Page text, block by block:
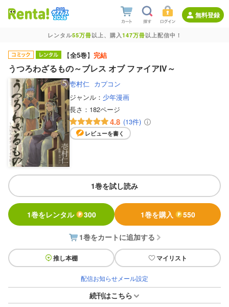
無料登録
レンタル55万冊以上、購入147万冊以上配信中！
【全5巻】 完結
うつろわざるもの～ブレス オブ ファイアIV～
壱村仁 カプコン
ジャンル： 少年漫画
長さ： 182ページ
4.8 (13件)
レビューを書く
1巻を試し読み
1巻をレンタル 300 1巻を購入 550
1巻をカートに追加する
推し本棚 マイリスト
配信お知らせメール設定
続刊はこちら